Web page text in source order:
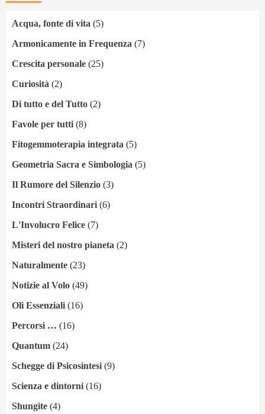
Acqua, fonte di vita (5)
Armonicamente in Frequenza (7)
Crescita personale (25)
Curiosità (2)
Di tutto e del Tutto (2)
Favole per tutti (8)
Fitogemmoterapia integrata (5)
Geometria Sacra e Simbologia (5)
Il Rumore del Silenzio (3)
Incontri Straordinari (6)
L'Involucro Felice (7)
Misteri del nostro pianeta (2)
Naturalmente (23)
Notizie al Volo (49)
Oli Essenziali (16)
Percorsi … (16)
Quantum (24)
Schegge di Psicosintesi (9)
Scienza e dintorni (16)
Shungite (4)